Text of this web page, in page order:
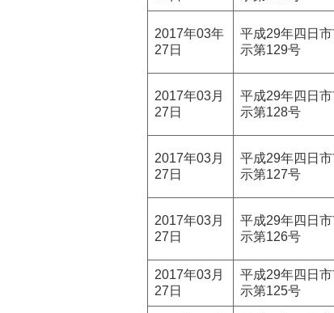
2017年03年
27日
平成29年四日
示第129号
2017年03月
27日
平成29年四日
示第128号
2017年03月
27日
平成29年四日
示第127号
2017年03月
27日
平成29年四日
示第126号
2017年03月
27日
平成29年四日
示第125号